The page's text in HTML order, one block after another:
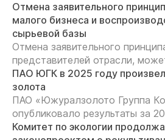
Отмена заявительного
малого бизнеса и
сырьевой базы
Отмена заявительного
представителей отрасли,
ПАО ЮГК в 2025 году
золота
ПАО «Южуралзолото Группа
опубликовало результаты за
Комитет по экологии